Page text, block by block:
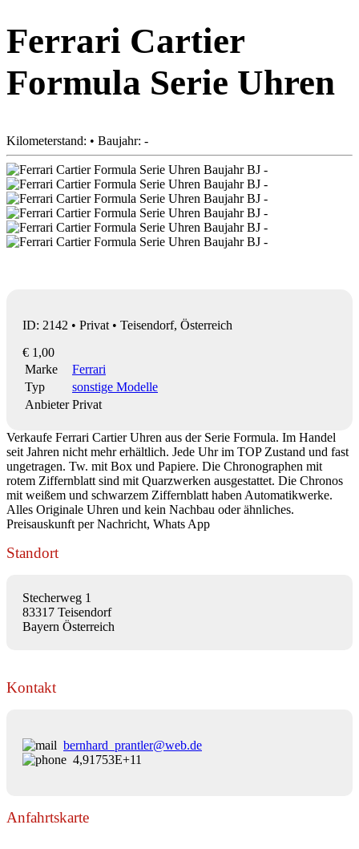
Ferrari Cartier
Formula Serie Uhren
Kilometerstand: • Baujahr: -
ID: 2142 • Privat • Teisendorf, Österreich
€ 1,00
Marke
Ferrari
Typ
sonstige Modelle
Anbieter Privat
Verkaufe Ferrari Cartier Uhren aus der Serie Formula. Im Handel
seit Jahren nicht mehr erhältlich. Jede Uhr im TOP Zustand und fast
ungetragen. Tw. mit Box und Papiere. Die Chronographen mit
rotem Ziffernblatt sind mit Quarzwerken ausgestattet. Die Chronos
mit weißem und schwarzem Ziffernblatt haben Automatikwerke.
Alles Originale Uhren und kein Nachbau oder ähnliches.
Preisauskunft per Nachricht, Whats App
Standort
Stecherweg 1
83317 Teisendorf
Bayern Österreich
Kontakt
bernhard_prantler@web.de
4,91753E+11
Anfahrtskarte